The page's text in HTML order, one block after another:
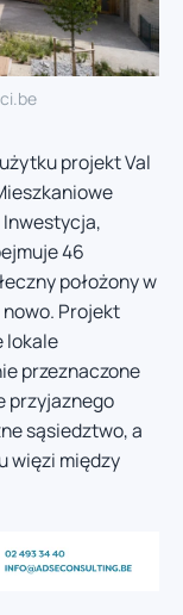
projekt Val
Inwestycja,
46
położony w
Projekt
lokale
przeznaczone
przyjaznego
sąsiedztwo, a
więzi między